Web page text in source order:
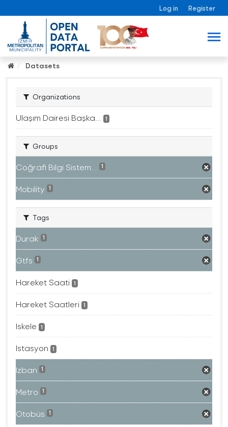
Log in Register
Datasets
Organizations
Ulaşım Dairesi Başka... 1
Groups
Coğrafi Bilgi Sistem... 1
Mobility 1
Tags
Durak 1
Gtfs 1
Hareket Saati 1
Hareket Saatleri 1
Iskele 1
Istasyon 1
Izban 1
Metro 1
Otobüs 1